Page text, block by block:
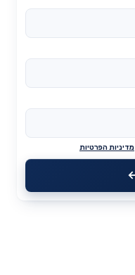
מדיניות הפרטיות